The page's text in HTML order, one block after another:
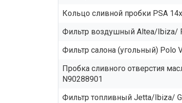
Кольцо сливной пробки PSA
Фильтр воздушный Altea/Ibiza/
Фильтр салона (угольный) Polo
Пробка сливного отверстия
N90288901
Фильтр топливный Jetta/Ibiza/